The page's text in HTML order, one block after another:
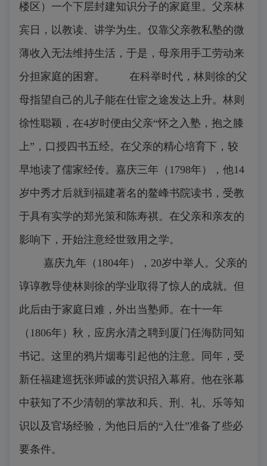
楼区）一个下层封建知识分子的家庭里。父亲林
宾日，以教读、讲学为生。仅靠父亲教私塾的微
薄收入无法维持生活，于是，母亲用手工劳动来
分担家庭的困窘。 在科举时代，林则徐的父
母指望自己的儿子能在仕宦之途发达上升。林则
徐性聪颖，在4岁时便由父亲“怀之入塾，抱之膝
上”，口授四书五经。在父亲的精心培育下，较
早地读了儒家经传。嘉庆三年（1798年），他14
岁中秀才后就到福建著名的鳌峰书院读书，受教
于具有实学的郑光策和陈寿祺。在父亲和亲友的
影响下，开始注意经世致用之学。
嘉庆九年（1804年），20岁中举人。父亲的
谆谆教导使林则徐的学业取得了惊人的成就。但
此后由于家庭日难，外出当塾师。在十一年
（1806年）秋，应房永清之聘到厦门任海防同知
书记。这里的鸦片烟毒引起他的注意。同年，受
新任福建巡抚张师诚的赏识招入幕府。他在张幕
中获知了不少清朝的掌故和兵、刑、礼、乐等知
识以及官场经验，为他日后的“入仕”准备了些必
要条件。